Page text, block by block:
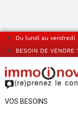
Du lundi au vendredi
BESOIN DE VENDRE
VOS BESOINS